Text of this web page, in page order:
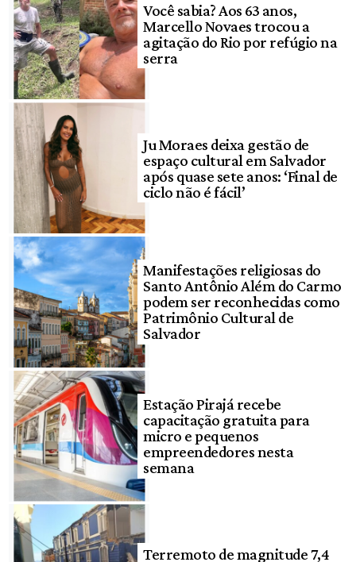
Você sabia? Aos 63 anos,
Marcello Novaes trocou a
agitação do Rio por refúgio na
serra
Ju Moraes deixa gestão de
espaço cultural em Salvador
após quase sete anos: ‘Final de
ciclo não é fácil’
Manifestações religiosas do
Santo Antônio Além do Carmo
podem ser reconhecidas como
Patrimônio Cultural de
Salvador
Estação Pirajá recebe
capacitação gratuita para
micro e pequenos
empreendedores nesta
semana
Terremoto de magnitude 7,4